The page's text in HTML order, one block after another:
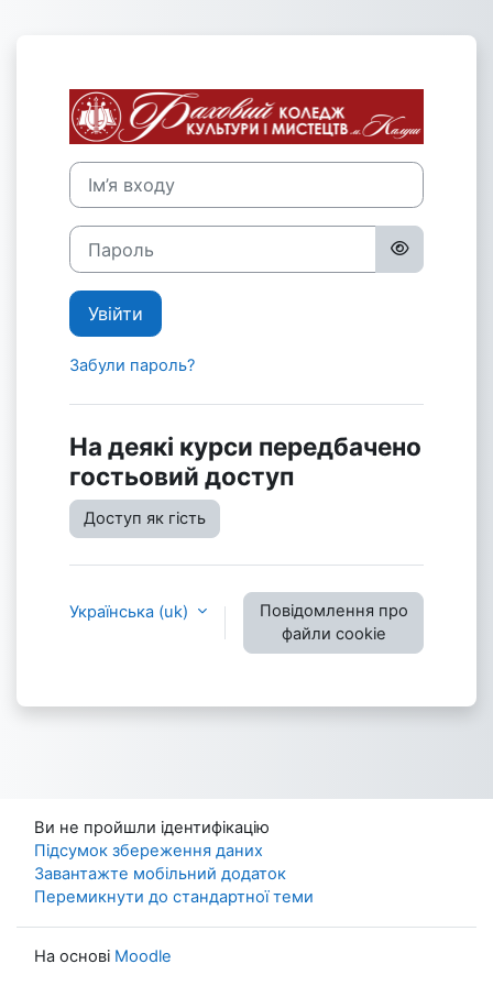
Увійти до
Ім’я входу
Пароль
Увійти
Забули пароль?
На деякі курси передбачено
гостьовий доступ
Доступ як гість
Українська ‎(uk)‎
Повідомлення про
файли cookie
Ви не пройшли ідентифікацію
Підсумок збереження даних
Завантажте мобільний додаток
Перемикнути до стандартної теми
На основі Moodle